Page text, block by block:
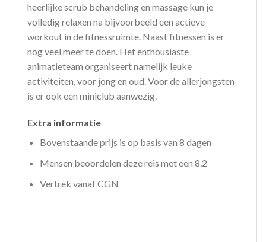
heerlijke scrub behandeling en massage kun je
volledig relaxen na bijvoorbeeld een actieve
workout in de fitnessruimte. Naast fitnessen is er
nog veel meer te doen. Het enthousiaste
animatieteam organiseert namelijk leuke
activiteiten, voor jong en oud. Voor de allerjongsten
is er ook een miniclub aanwezig.
Extra informatie
Bovenstaande prijs is op basis van 8 dagen
Mensen beoordelen deze reis met een 8.2
Vertrek vanaf CGN